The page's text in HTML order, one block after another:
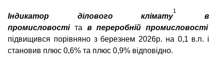
Індикатор ділового клімату
1
в
промисловості та
в переробній промисловості
підвищився порівняно з березнем 2026р. на 0,1 в.п. і
становив плюс 0,6% та плюс 0,9% відповідно.